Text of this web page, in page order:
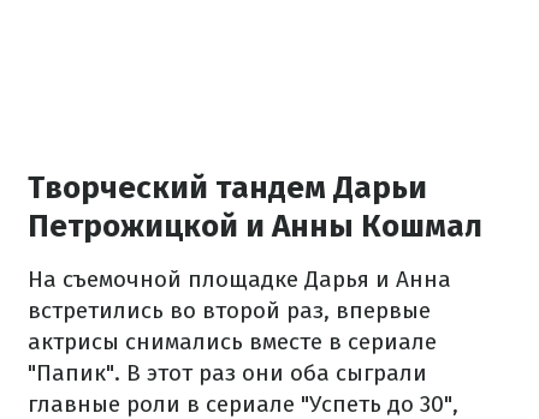
Творческий тандем Дарьи
Петрожицкой и Анны Кошмал
На съемочной площадке Дарья и Анна
встретились во второй раз, впервые
актрисы снимались вместе в сериале
"Папик". В этот раз они оба сыграли
главные роли в сериале "Успеть до 30",